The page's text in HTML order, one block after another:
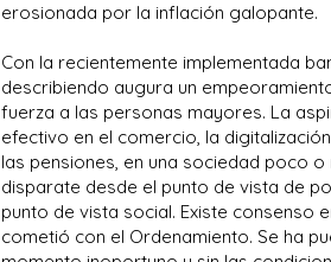
erosionada por la inflación galopante.
Con la recientemente implementada
describiendo augura un
fuerza a las personas mayores. La
efectivo en el comercio, la
las pensiones, en una sociedad poco
disparate desde el punto de vista de
punto de vista social. Existe consenso
cometió con el Ordenamiento. Se ha